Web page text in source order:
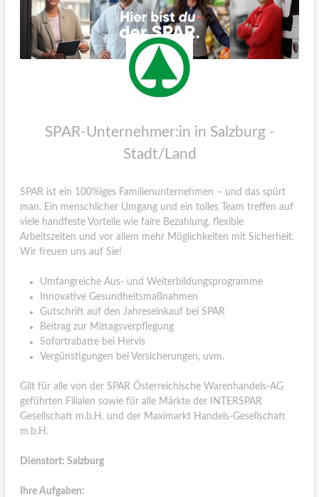
SPAR-Unternehmer:in in Salzburg -
Stadt/Land
SPAR ist ein 100%iges Familienunternehmen – und das spürt
man. Ein menschlicher Umgang und ein tolles Team treffen auf
viele handfeste Vorteile wie faire Bezahlung, flexible
Arbeitszeiten und vor allem mehr Möglichkeiten mit Sicherheit.
Wir freuen uns auf Sie!
Umfangreiche Aus- und Weiterbildungsprogramme
Innovative Gesundheitsmaßnahmen
Gutschrift auf den Jahreseinkauf bei SPAR
Beitrag zur Mittagsverpflegung
Sofortrabatte bei Hervis
Vergünstigungen bei Versicherungen, uvm.
Gilt für alle von der SPAR Österreichische Warenhandels-AG
geführten Filialen sowie für alle Märkte der INTERSPAR
Gesellschaft m.b.H. und der Maximarkt Handels-Gesellschaft
m.b.H.
Dienstort: Salzburg
Ihre Aufgaben: